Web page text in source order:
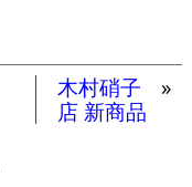
木村硝子
店 新商品
»